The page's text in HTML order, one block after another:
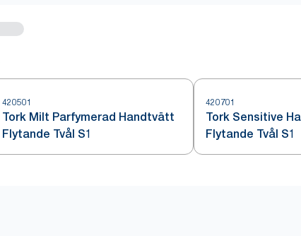
420501
Tork Milt Parfymerad Handtvätt
Flytande Tvål S1
420701
Tork Sensitive
Flytande Tvål S1